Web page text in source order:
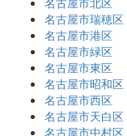
名古屋市瑞穂区
名古屋市港区
名古屋市緑区
名古屋市東区
名古屋市昭和区
名古屋市西区
名古屋市天白区
名古屋市中村区